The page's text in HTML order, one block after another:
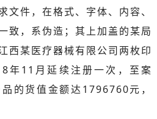
文件，在格式、字体、内容、
致，系伪造；其上加盖的某局
西某医疗器械有限公司两枚印
年11月延续注册一次，至案
的货值金额达1796760元，